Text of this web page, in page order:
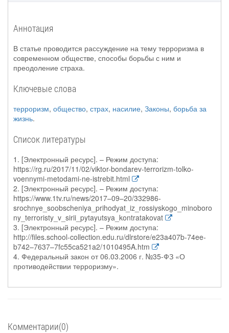
Аннотация
В статье проводится рассуждение на тему терроризма в
современном обществе, способы борьбы с ним и
преодоление страха.
Ключевые слова
терроризм, общество, страх, насилие, Законы, борьба за
жизнь.
Список литературы
1. [Электронный ресурс]. – Режим доступа:
https://rg.ru/2017/11/02/viktor-bondarev-terrorizm-tolko-
voennymi-metodami-ne-istrebit.html
2. [Электронный ресурс]. – Режим доступа:
https://www.1tv.ru/news/2017–09–20/332986-
srochnye_soobscheniya_prihodyat_iz_rossiyskogo_minoboro
ny_terroristy_v_sirii_pytayutsya_kontratakovat
3. [Электронный ресурс]. – Режим доступа:
http://files.school-collection.edu.ru/dlrstore/e23a407b-74ee-
b742–7637–7fc55ca521a2/1010495A.htm
4. Федеральный закон от 06.03.2006 г. №35-ФЗ «О
противодействии терроризму».
Комментарии(0)